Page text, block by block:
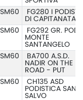
SM60
FG280 I PODISTI
DI CAPITANATA
SM60
FG292 GR. POD.
MONTE
SANTANGELO
SM60
BA700 A.S.D.
NADIR ON THE
ROAD - PUT
SM60
CH135 ASD
PODISTICA SAN
SALVO